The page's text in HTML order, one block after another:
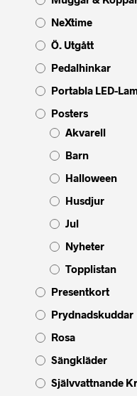
NeXtime
Ö. Utgått
Pedalhinkar
Portabla LED-
Posters
Akvarell
Barn
Halloween
Husdjur
Jul
Nyheter
Topplistan
Presentkort
Prydnadskuddar
Rosa
Sängkläder
Självvattnande